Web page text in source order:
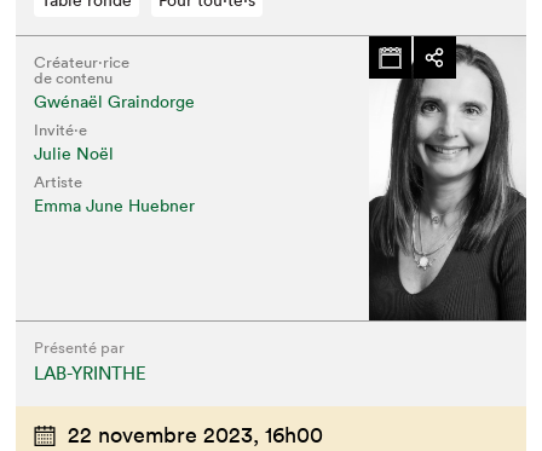
Créateur⋅rice
de contenu
Gwénaël Graindorge
Invité⋅e
Julie Noël
Artiste
Emma June Huebner
Présenté par
LAB-YRINTHE
22 novembre 2023, 16h00